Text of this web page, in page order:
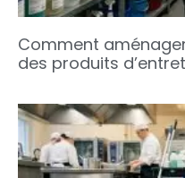
Comment
des produits